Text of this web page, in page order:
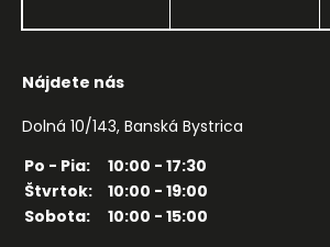
Nájdete nás
Dolná 10/143, Banská Bystrica
Po - Pia:
10:00 - 17:30
Štvrtok:
10:00 - 19:00
Sobota:
10:00 - 15:00